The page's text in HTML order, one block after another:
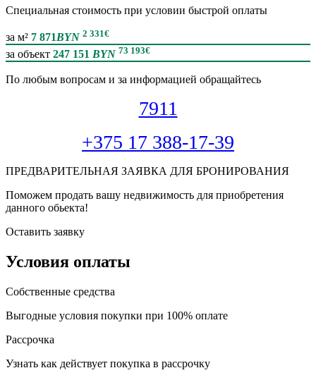
Специальная cтоимость при условии быстрой оплаты
за м² 7 871BYN 2 331€
за объект 247 151 BYN 73 193€
По любым вопросам и за информацией обращайтесь
7911
+375 17 388-17-39
ПРЕДВАРИТЕЛЬНАЯ ЗАЯВКА ДЛЯ БРОНИРОВАНИЯ
Поможем продать вашу недвижимость для приобретения
данного обьекта!
Оставить заявку
Условия оплаты
Собственные средства
Выгодные условия покупки при 100% оплате
Рассрочка
Узнать как действует покупка в рассрочку